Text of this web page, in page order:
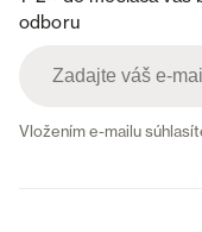
odboru
Vložením e-mailu